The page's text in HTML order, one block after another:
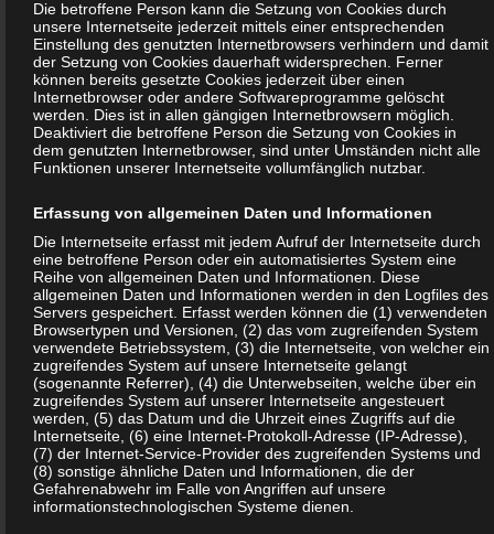
j) Dritter
Dritter ist eine natürliche oder juristische Person, Behörde,
Einrichtung oder andere Stelle außer der betroffenen
Person, dem Verantwortlichen, dem Auftragsverarbeiter
und den Personen, die unter der unmittelbaren
Verantwortung des Verantwortlichen oder des
Auftragsverarbeiters befugt sind, die personenbezogenen
Daten zu verarbeiten.
k) Einwilligung
Einwilligung ist jede von der betroffenen Person freiwillig für
den bestimmten Fall in informierter Weise und
unmissverständlich abgegebene Willensbekundung in Form
einer Erklärung oder einer sonstigen eindeutigen
bestätigenden Handlung, mit der die betroffene Person zu
verstehen gibt, dass sie mit der Verarbeitung der sie
betreffenden personenbezogenen Daten einverstanden ist.
Die betroffene Person kann die Setzung von Cookies durch
unsere Internetseite jederzeit mittels einer entsprechenden
Einstellung des genutzten Internetbrowsers verhindern und damit
der Setzung von Cookies dauerhaft widersprechen. Ferner
können bereits gesetzte Cookies jederzeit über einen
Internetbrowser oder andere Softwareprogramme gelöscht
werden. Dies ist in allen gängigen Internetbrowsern möglich.
Deaktiviert die betroffene Person die Setzung von Cookies in
dem genutzten Internetbrowser, sind unter Umständen nicht alle
Funktionen unserer Internetseite vollumfänglich nutzbar.
Erfassung von allgemeinen Daten und Informationen
Die Internetseite erfasst mit jedem Aufruf der Internetseite durch
eine betroffene Person oder ein automatisiertes System eine
Reihe von allgemeinen Daten und Informationen. Diese
allgemeinen Daten und Informationen werden in den Logfiles des
Servers gespeichert. Erfasst werden können die (1) verwendeten
Browsertypen und Versionen, (2) das vom zugreifenden System
verwendete Betriebssystem, (3) die Internetseite, von welcher ein
zugreifendes System auf unsere Internetseite gelangt
(sogenannte Referrer), (4) die Unterwebseiten, welche über ein
zugreifendes System auf unserer Internetseite angesteuert
werden, (5) das Datum und die Uhrzeit eines Zugriffs auf die
Internetseite, (6) eine Internet-Protokoll-Adresse (IP-Adresse),
(7) der Internet-Service-Provider des zugreifenden Systems und
(8) sonstige ähnliche Daten und Informationen, die der
Gefahrenabwehr im Falle von Angriffen auf unsere
informationstechnologischen Systeme dienen.